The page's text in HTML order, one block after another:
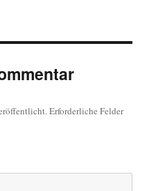
Erforderliche Felder